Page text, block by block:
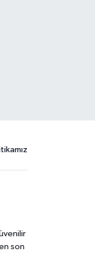
son